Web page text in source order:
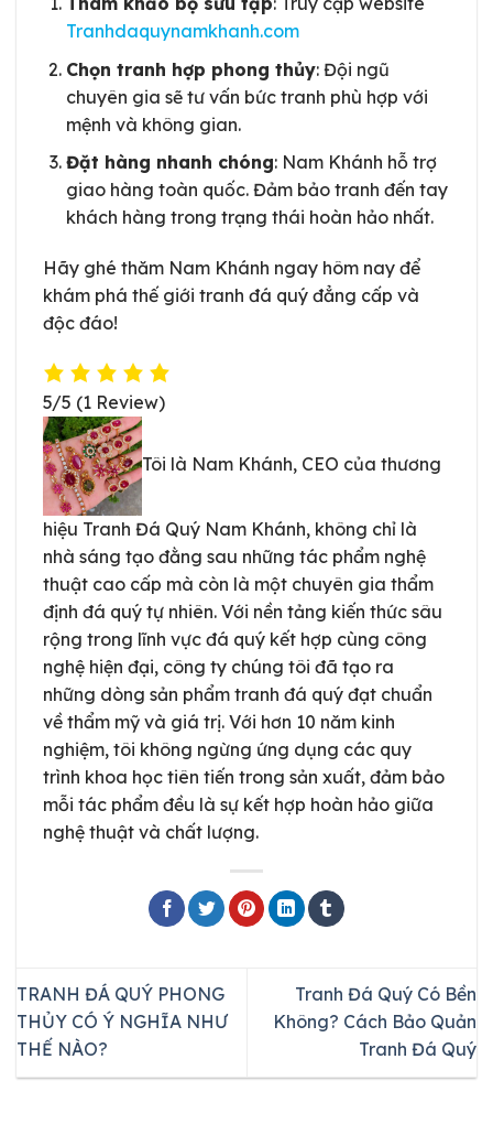
Tranhdaquynamkhanh.com
Chọn tranh hợp phong thủy: Đội ngũ
chuyên gia sẽ tư vấn bức tranh phù hợp với
mệnh và không gian.
Đặt hàng nhanh chóng: Nam Khánh hỗ trợ
giao hàng toàn quốc. Đảm bảo tranh đến tay
khách hàng trong trạng thái hoàn hảo nhất.
Hãy ghé thăm Nam Khánh ngay hôm nay để
khám phá thế giới tranh đá quý đẳng cấp và
độc đáo!
5/5 (1 Review)
Tôi là Nam Khánh, CEO của thương
hiệu Tranh Đá Quý Nam Khánh, không chỉ là
nhà sáng tạo đằng sau những tác phẩm nghệ
thuật cao cấp mà còn là một chuyên gia thẩm
định đá quý tự nhiên. Với nền tảng kiến thức sâu
rộng trong lĩnh vực đá quý kết hợp cùng công
nghệ hiện đại, công ty chúng tôi đã tạo ra
những dòng sản phẩm tranh đá quý đạt chuẩn
về thẩm mỹ và giá trị. Với hơn 10 năm kinh
nghiệm, tôi không ngừng ứng dụng các quy
trình khoa học tiên tiến trong sản xuất, đảm bảo
mỗi tác phẩm đều là sự kết hợp hoàn hảo giữa
nghệ thuật và chất lượng.
TRANH ĐÁ QUÝ PHONG
THỦY CÓ Ý NGHĨA NHƯ
THẾ NÀO?
Tranh Đá Quý Có Bền
Không? Cách Bảo Quản
Tranh Đá Quý